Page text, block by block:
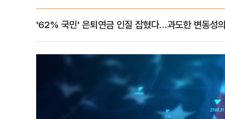
'62% 국민' 은퇴연금 인질 잡혔다…과도한 변동성